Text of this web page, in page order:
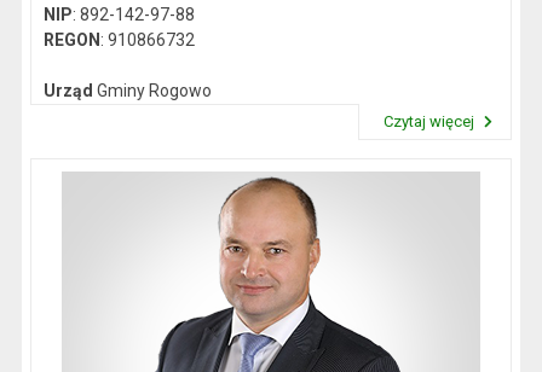
NIP: 892-142-97-88
REGON : 910866732
Urząd Gminy Rogowo
Czytaj więcej